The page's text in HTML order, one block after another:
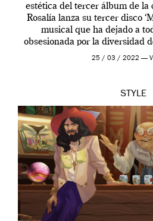
estética del tercer álbum de la
Rosalía lanza su tercer disco
musical que ha dejado a
obsesionada por la diversidad
profundo
25 / 03 / 2022 —
STYLE